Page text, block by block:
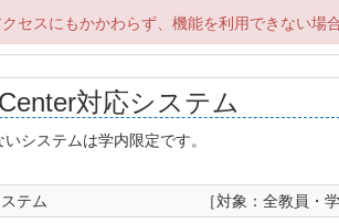
セスにもかかわらず、機能を利用できない場
対応システム
システムは学内限定です。
テム
［対象：全教員・